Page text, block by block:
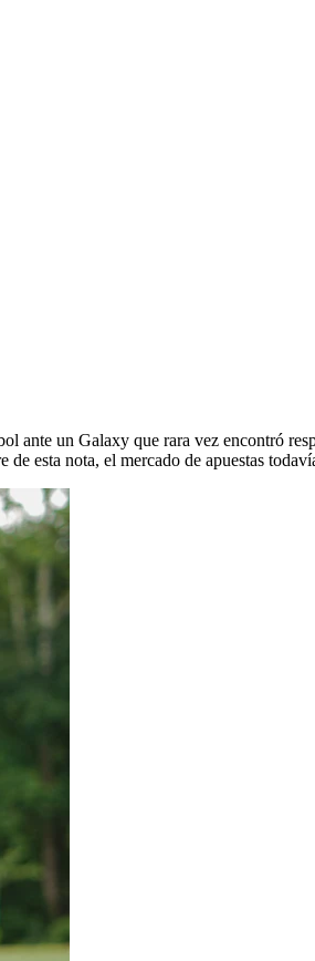
un Galaxy que rara vez encontró
esta nota, el mercado de apuestas